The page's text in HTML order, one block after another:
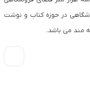
در حوزه کتاب و نوشت
مند می باشد.